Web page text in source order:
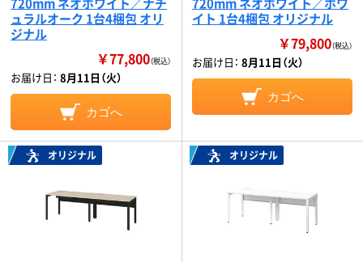
ュラルオーク 1台4梱包 オリ
ジナル
￥77,800（税込）
お届け日： 8月11日（火）
カゴへ
イト 1台4梱包 オリジナル
￥79,800（税込）
お届け日： 8月11日（火）
カゴへ
オリジナル オリジナル